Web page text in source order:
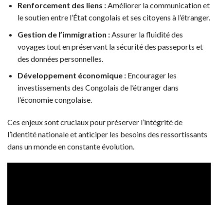
Renforcement des liens :Améliorer la communication et
le soutien entre l’État congolais et ses citoyens à l’étranger.
Gestion de l’immigration :Assurer la fluidité des
voyages tout en préservant la sécurité des passeports et
des données personnelles.
Développement économique :Encourager les
investissements des Congolais de l’étranger dans
l’économie congolaise.
Ces enjeux sont cruciaux pour préserver l’intégrité de
l’identité nationale et anticiper les besoins des ressortissants
dans un monde en constante évolution.